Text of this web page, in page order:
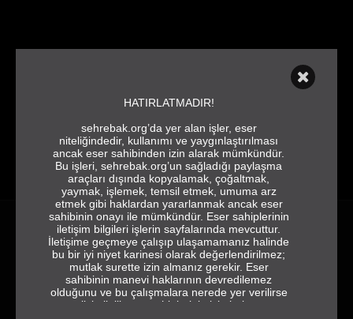
HATIRLATMADIR!
sehrebak.org’da yer alan işler, eser
niteliğindedir, kullanımı ve yaygınlaştırılması
ancak eser sahibinden izin alarak mümkündür.
Bu işleri, sehrebak.org’un sağladığı paylaşma
araçları dışında kopyalamak, çoğaltmak,
yaymak, işlemek, temsil etmek, umuma arz
etmek gibi haklardan yararlanmak ancak eser
sahibinin onayı ile mümkündür. Eser sahiplerinin
iletişim bilgileri işlerin sayfalarında mevcuttur.
İletişime geçmeye çalışıp ulaşamamanız halinde
bu bir iyi niyet karinesi olarak değerlendirilmez;
mutlak surette izin almanız gerekir. Eser
sahibinin manevi haklarının devredilemez
olduğunu ve bu çalışmalara nerede yer verilirse
verilsin ilgili eser sahiplerinin isimlerine ve
HATIRLAMAK VE
ANLATMAK İÇİN
ŞEHRE BAK 2016-